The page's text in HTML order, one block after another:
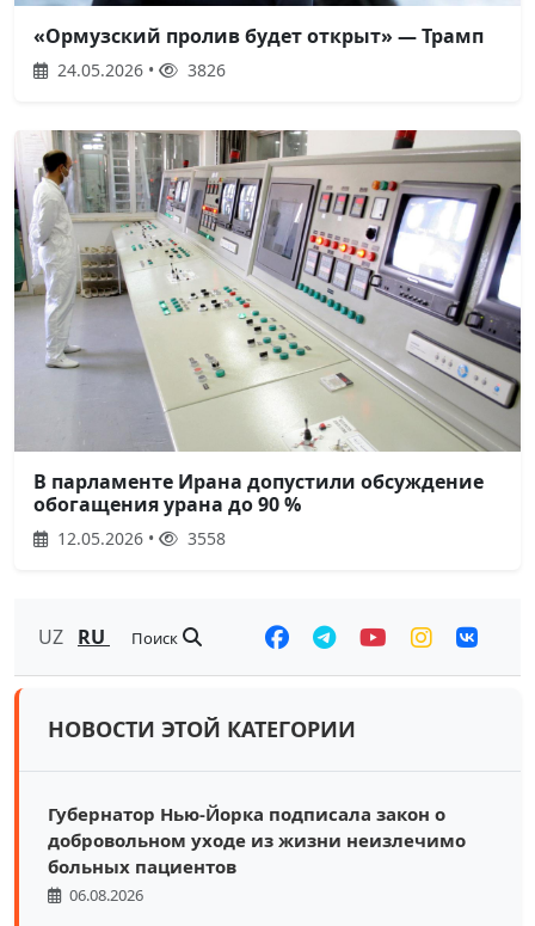
«Ормузский пролив будет открыт» — Трамп
24.05.2026 • 3826
В парламенте Ирана допустили обсуждение
обогащения урана до 90 %
12.05.2026 • 3558
UZ RU Поиск
НОВОСТИ ЭТОЙ КАТЕГОРИИ
Губернатор Нью-Йорка подписала закон о
добровольном уходе из жизни неизлечимо
больных пациентов
06.08.2026